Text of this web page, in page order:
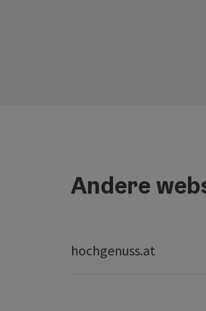
Andere
hochgenuss.at